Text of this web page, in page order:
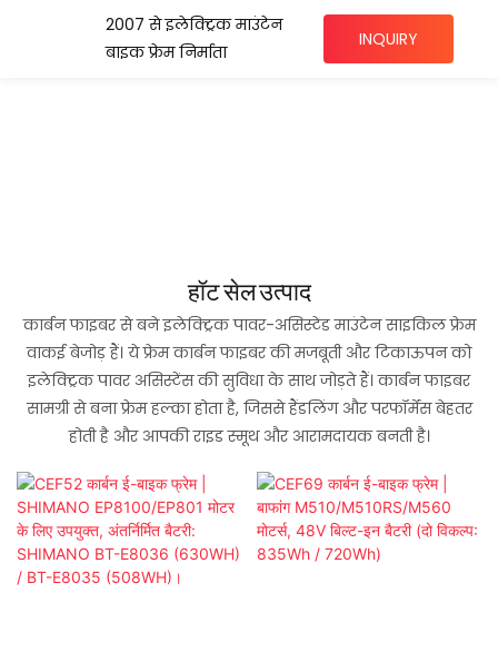
2007 से इलेक्ट्रिक माउंटेन
बाइक फ्रेम निर्माता
INQUIRY
हॉट सेल उत्पाद
कार्बन फाइबर से बने इलेक्ट्रिक पावर-असिस्टेड माउंटेन साइकिल फ्रेम
वाकई बेजोड़ हैं। ये फ्रेम कार्बन फाइबर की मजबूती और टिकाऊपन को
इलेक्ट्रिक पावर असिस्टेंस की सुविधा के साथ जोड़ते हैं। कार्बन फाइबर
सामग्री से बना फ्रेम हल्का होता है, जिससे हैंडलिंग और परफॉर्मेंस बेहतर
होती है और आपकी राइड स्मूथ और आरामदायक बनती है।